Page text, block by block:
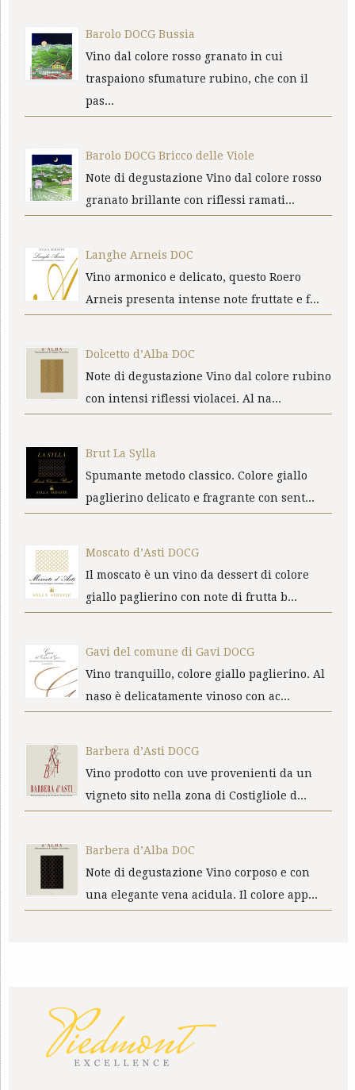
Barolo DOCG Bussia
Vino dal colore rosso granato in cui
traspaiono sfumature rubino, che con il
pas...
Barolo DOCG Bricco delle Viole
Note di degustazione Vino dal colore rosso
granato brillante con riflessi ramati...
Langhe Arneis DOC
Vino armonico e delicato, questo Roero
Arneis presenta intense note fruttate e f...
Dolcetto d’Alba DOC
Note di degustazione Vino dal colore rubino
con intensi riflessi violacei. Al na...
Brut La Sylla
Spumante metodo classico. Colore giallo
paglierino delicato e fragrante con sent...
Moscato d’Asti DOCG
Il moscato è un vino da dessert di colore
giallo paglierino con note di frutta b...
Gavi del comune di Gavi DOCG
Vino tranquillo, colore giallo paglierino. Al
naso è delicatamente vinoso con ac...
Barbera d’Asti DOCG
Vino prodotto con uve provenienti da un
vigneto sito nella zona di Costigliole d...
Barbera d’Alba DOC
Note di degustazione Vino corposo e con
una elegante vena acidula. Il colore app...